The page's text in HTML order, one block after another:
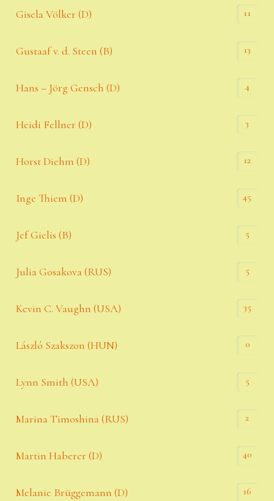
Gisela Völker (D) 11
Gustaaf v. d. Steen (B) 13
Hans – Jörg Gensch (D) 4
Heidi Fellner (D) 3
Horst Diehm (D) 12
Inge Thiem (D) 45
Jef Gielis (B) 5
Julia Gosakova (RUS) 5
Kevin C. Vaughn (USA) 35
László Szakszon (HUN) 0
Lynn Smith (USA) 5
Marina Timoshina (RUS) 2
Martin Haberer (D) 40
Melanie Brüggemann (D) 16